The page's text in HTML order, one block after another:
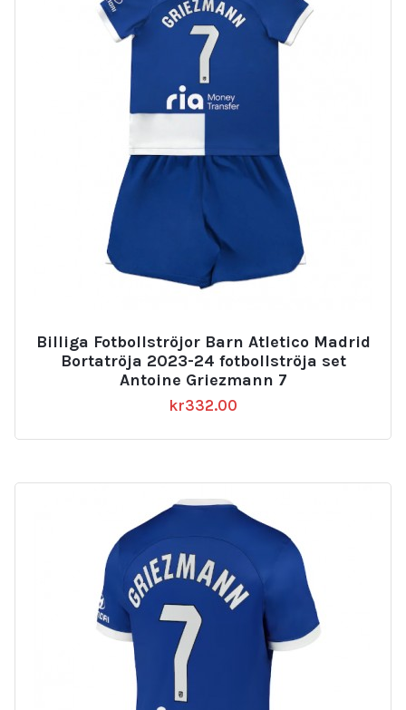
Billiga Fotbollströjor Barn Atletico Madrid
Bortatröja 2023-24 fotbollströja set
Antoine Griezmann 7
kr332.00